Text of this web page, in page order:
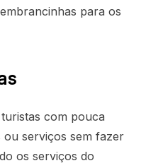
para os
com pouca
ou serviços sem fazer
os serviços do